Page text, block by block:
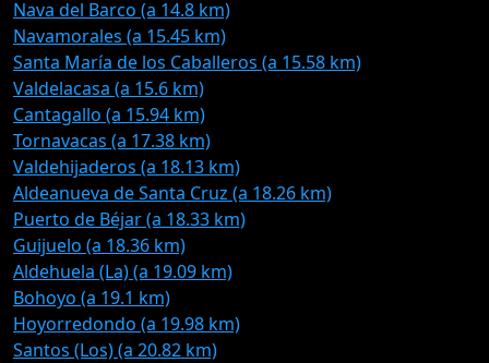
Nava del Barco (a 14.8 km)
Navamorales (a 15.45 km)
Santa María de los Caballeros (a 15.58 km)
Valdelacasa (a 15.6 km)
Cantagallo (a 15.94 km)
Tornavacas (a 17.38 km)
Valdehijaderos (a 18.13 km)
Aldeanueva de Santa Cruz (a 18.26 km)
Puerto de Béjar (a 18.33 km)
Guijuelo (a 18.36 km)
Aldehuela (La) (a 19.09 km)
Bohoyo (a 19.1 km)
Hoyorredondo (a 19.98 km)
Santos (Los) (a 20.82 km)